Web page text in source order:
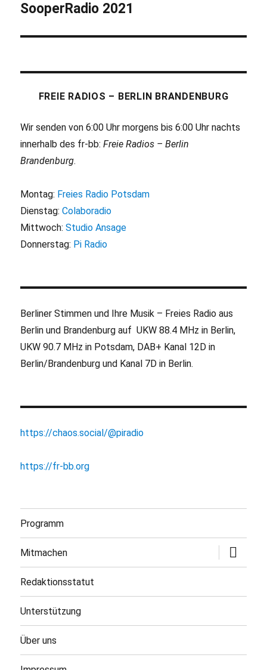
Beitrag:
SooperRadio 2021
FREIE RADIOS – BERLIN BRANDENBURG
Wir senden von 6:00 Uhr morgens bis 6:00 Uhr nachts
innerhalb des fr-bb:Freie Radios – Berlin
Brandenburg.
Montag: Freies Radio Potsdam
Dienstag:Colaboradio
Mittwoch:Studio Ansage
Donnerstag: Pi Radio
Berliner Stimmen und Ihre Musik – Freies Radio aus
Berlin und Brandenburg auf UKW 88.4 MHz in Berlin,
UKW 90.7 MHz in Potsdam, DAB+ Kanal 12D in
Berlin/Brandenburg und Kanal 7D in Berlin.
https://chaos.social/@piradio
https://fr-bb.org
Programm
Mitmachen
öffnen
Redaktionsstatut
Unterstützung
Über uns